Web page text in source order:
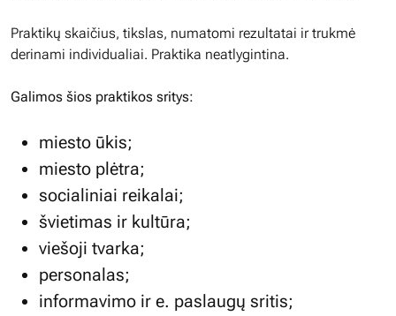
Praktikų skaičius, tikslas, numatomi rezultatai ir trukmė
derinami individualiai. Praktika neatlygintina.
Galimos šios praktikos sritys:
miesto ūkis;
miesto plėtra;
socialiniai reikalai;
švietimas ir kultūra;
viešoji tvarka;
personalas;
informavimo ir e. paslaugų sritis;